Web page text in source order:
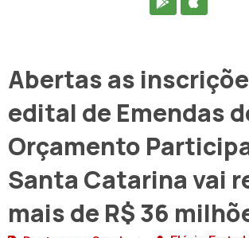
Abertas as
edital de Emendas
Orçamento
Santa Catarina vai
mais de R$ 36